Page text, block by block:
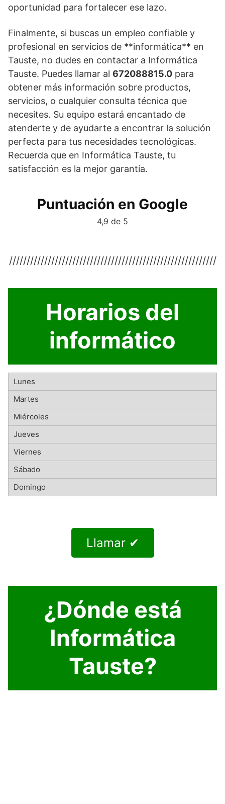
oportunidad para fortalecer ese lazo.
Finalmente, si buscas un empleo confiable y
profesional en servicios de **informática** en
Tauste, no dudes en contactar a Informática
Tauste. Puedes llamar al 672088815.0 para
obtener más información sobre productos,
servicios, o cualquier consulta técnica que
necesites. Su equipo estará encantado de
atenderte y de ayudarte a encontrar la solución
perfecta para tus necesidades tecnológicas.
Recuerda que en Informática Tauste, tu
satisfacción es la mejor garantía.
Puntuación en Google
4,9 de 5
///////////////////////////////////////////////////////////
Horarios del
informático
Llamar ✔
¿Dónde está
Informática
Tauste?